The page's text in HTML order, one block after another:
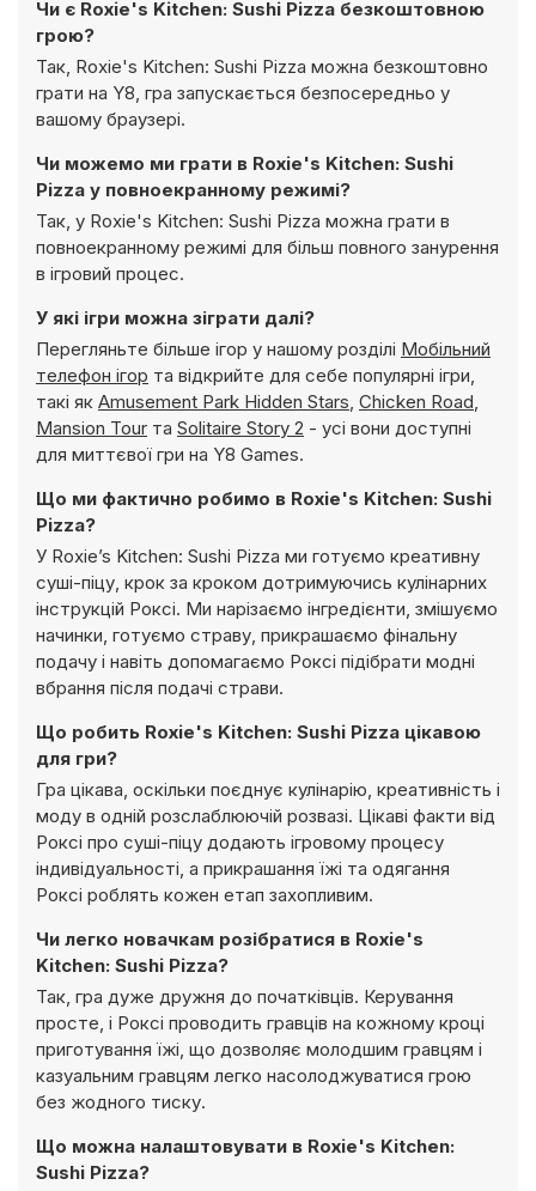
Чи є Roxie's Kitchen: Sushi Pizza безкоштовною
грою?
Так, Roxie's Kitchen: Sushi Pizza можна безкоштовно
грати на Y8, гра запускається безпосередньо у
вашому браузері.
Чи можемо ми грати в Roxie's Kitchen: Sushi
Pizza у повноекранному режимі?
Так, у Roxie's Kitchen: Sushi Pizza можна грати в
повноекранному режимі для більш повного занурення
в ігровий процес.
У які ігри можна зіграти далі?
Перегляньте більше ігор у нашому розділі Мобільний
телефон ігор та відкрийте для себе популярні ігри,
такі як Amusement Park Hidden Stars, Chicken Road,
Mansion Tour та Solitaire Story 2 - усі вони доступні
для миттєвої гри на Y8 Games.
Що ми фактично робимо в Roxie's Kitchen: Sushi
Pizza?
У Roxie’s Kitchen: Sushi Pizza ми готуємо креативну
суші-піцу, крок за кроком дотримуючись кулінарних
інструкцій Роксі. Ми нарізаємо інгредієнти, змішуємо
начинки, готуємо страву, прикрашаємо фінальну
подачу і навіть допомагаємо Роксі підібрати модні
вбрання після подачі страви.
Що робить Roxie's Kitchen: Sushi Pizza цікавою
для гри?
Гра цікава, оскільки поєднує кулінарію, креативність і
моду в одній розслаблюючій розвазі. Цікаві факти від
Роксі про суші-піцу додають ігровому процесу
індивідуальності, а прикрашання їжі та одягання
Роксі роблять кожен етап захопливим.
Чи легко новачкам розібратися в Roxie's
Kitchen: Sushi Pizza?
Так, гра дуже дружня до початківців. Керування
просте, і Роксі проводить гравців на кожному кроці
приготування їжі, що дозволяє молодшим гравцям і
казуальним гравцям легко насолоджуватися грою
без жодного тиску.
Що можна налаштовувати в Roxie's Kitchen:
Sushi Pizza?